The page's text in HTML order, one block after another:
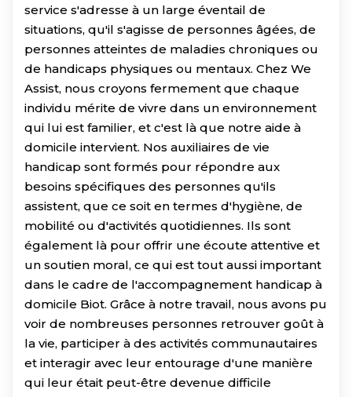
service s'adresse à un large éventail de
situations, qu'il s'agisse de personnes âgées, de
personnes atteintes de maladies chroniques ou
de handicaps physiques ou mentaux. Chez We
Assist, nous croyons fermement que chaque
individu mérite de vivre dans un environnement
qui lui est familier, et c'est là que notre aide à
domicile intervient. Nos auxiliaires de vie
handicap sont formés pour répondre aux
besoins spécifiques des personnes qu'ils
assistent, que ce soit en termes d'hygiène, de
mobilité ou d'activités quotidiennes. Ils sont
également là pour offrir une écoute attentive et
un soutien moral, ce qui est tout aussi important
dans le cadre de l'accompagnement handicap à
domicile Biot. Grâce à notre travail, nous avons pu
voir de nombreuses personnes retrouver goût à
la vie, participer à des activités communautaires
et interagir avec leur entourage d'une manière
qui leur était peut-être devenue difficile